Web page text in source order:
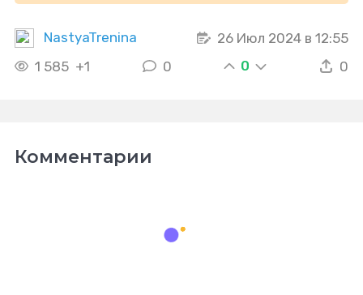
NastyaTrenina
26 Июл 2024 в 12:55
1 585 +1 0 0 0
Комментарии